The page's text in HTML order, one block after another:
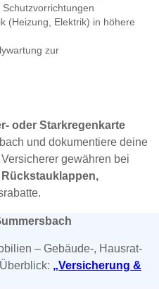
(Heizung, Elektrik) in höhere
zur
oder Starkregenkarte
und dokumentiere deine
gewähren bei
Rückstauklappen,
– Gebäude-, Hausrat-
„Versicherung &